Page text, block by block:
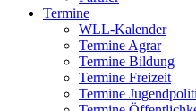
Termine
WLL-Kalender
Termine Agrar
Termine Bildung
Termine Freizeit
Termine